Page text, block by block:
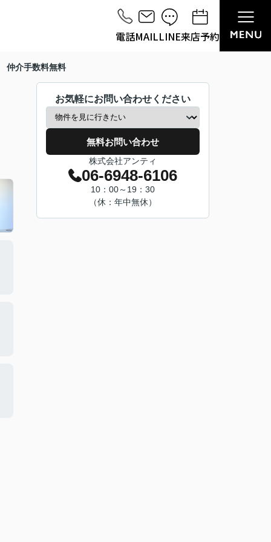
電話MAILLINE来店予約
仲介手数料無料
お気軽にお問い合わせください
無料お問い合わせ
株式会社アンティ
06-6948-6106
10：00～19：30
（休：年中無休）